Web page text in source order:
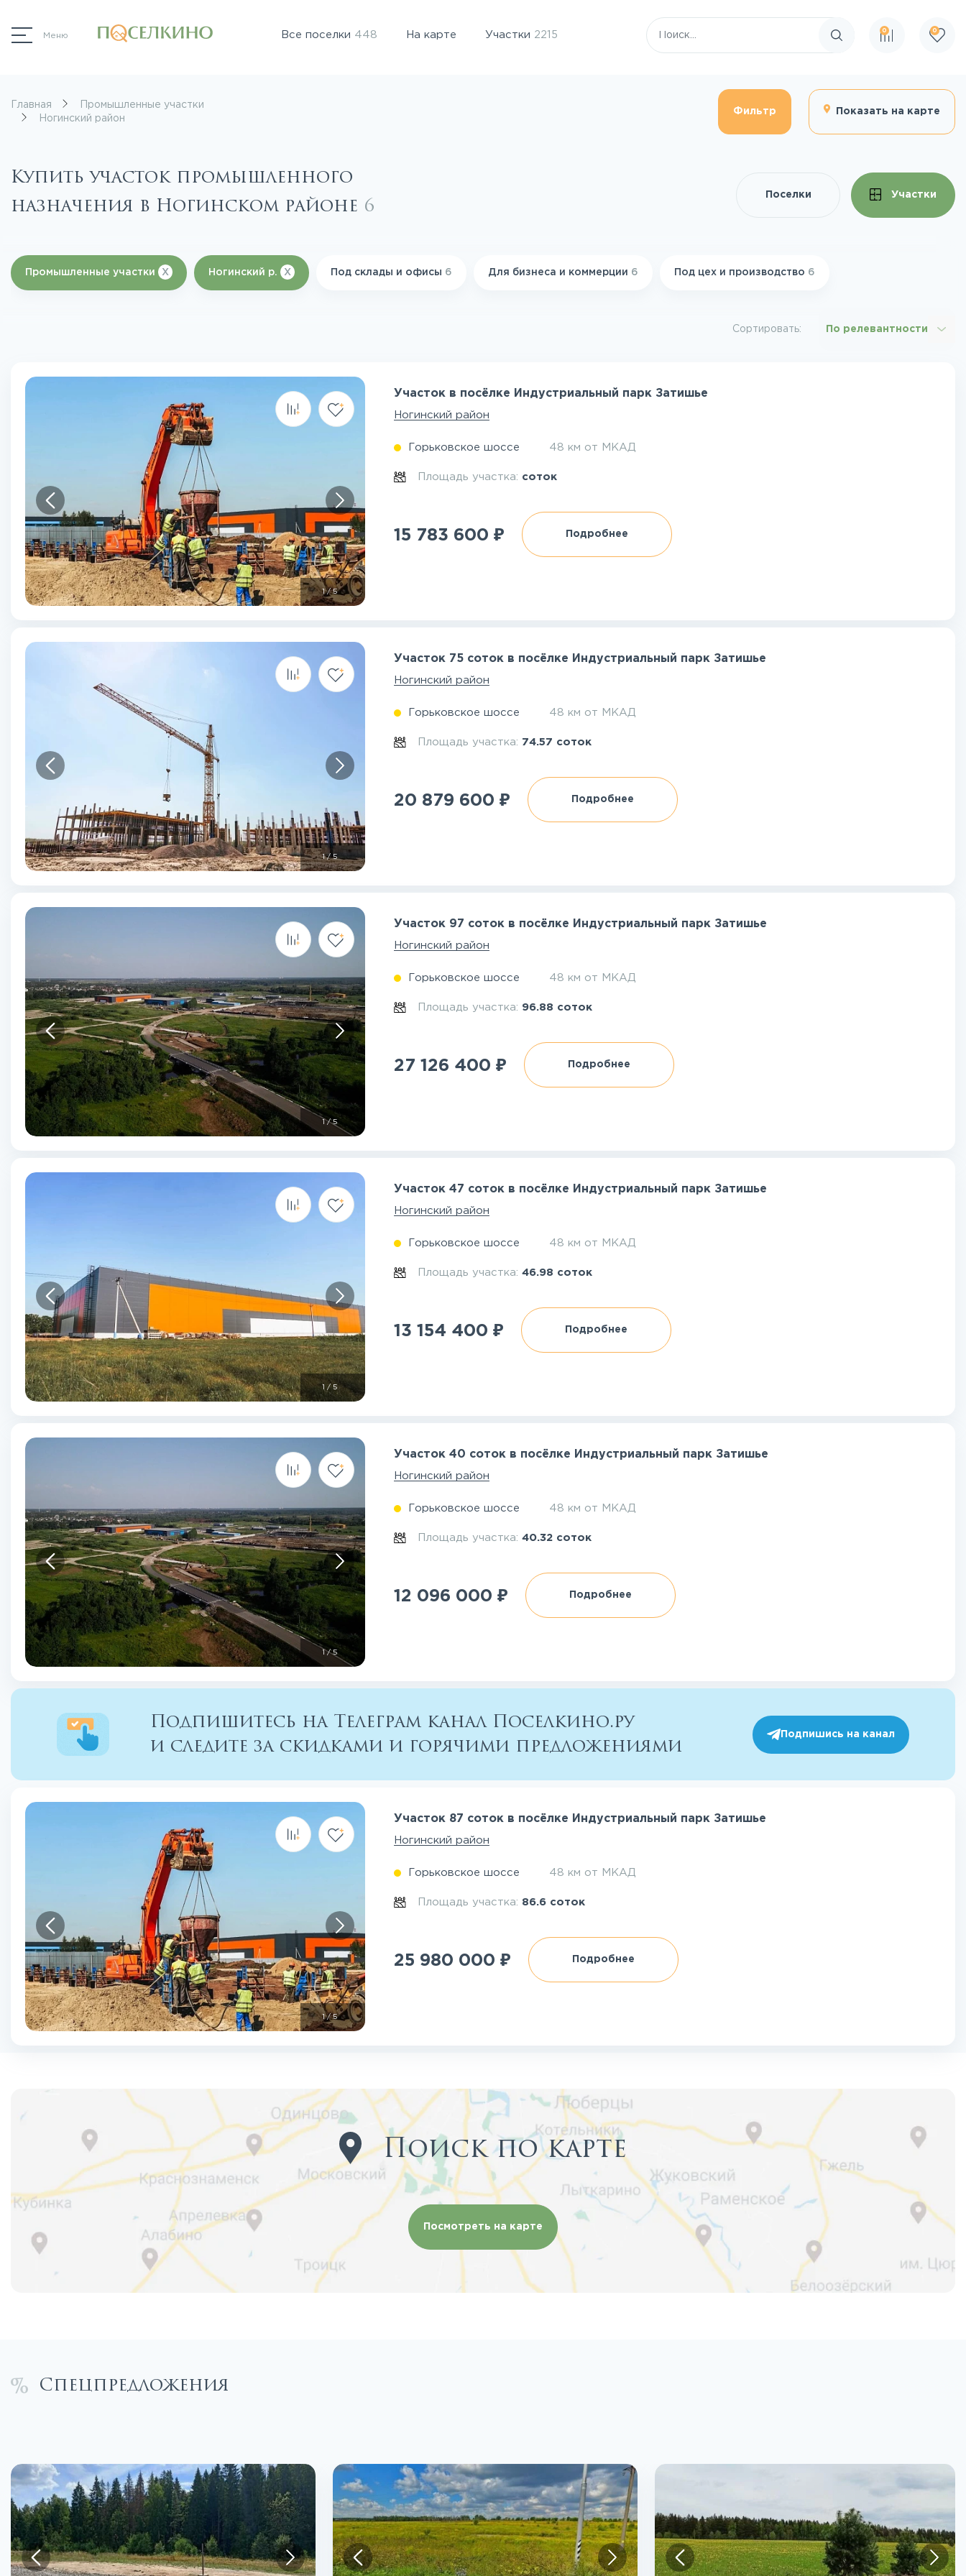
Меню Все поселки 448 На карте Участки 2215
Поиск по сайту
0 0
Главная
Промышленные участки
Ногинский район
Фильтр Показать на карте
Купить участок промышленного
назначения в Ногинском районе 6 Поселки Участки
Промышленные участки X Ногинский р. X Под склады и офисы 6 Для бизнеса и коммерции 6 Под цех и производство 6
Сортировать: По релевантности
1/5
Участок в посёлке Индустриальный парк Затишье
Ногинский район
Горьковское шоссе 48 км от МКАД
Площадь участка: соток
15 783 600 ₽ Подробнее
1/5
Участок 75 соток в посёлке Индустриальный парк Затишье
Ногинский район
Горьковское шоссе 48 км от МКАД
Площадь участка: 74.57 соток
20 879 600 ₽ Подробнее
/5
Участок 97 соток в посёлке Индустриальный парк Затишье
Ногинский район
Горьковское шоссе 48 км от МКАД
Площадь участка: 96.88 соток
27 126 400 ₽ Подробнее
1 /5
Участок 47 соток в посёлке Индустриальный парк Затишье
Ногинский район
Горьковское шоссе 48 км от МКАД
Площадь участка:46.98 соток
13 154 400 ₽ Подробнее
/5
Участок 40 соток в посёлке Индустриальный парк Затишье
Ногинский район
Горьковское шоссе 48 км от МКАД
Площадь участка:40.32 соток
12 096 000 ₽ Подробнее
Подпишитесь на Телеграм канал Поселкино.ру
и следите за скидками и горячими предложениями
Подпишись на канал
1/5
Участок 87 соток в посёлке Индустриальный парк Затишье
Ногинский район
Горьковское шоссе 48 км от МКАД
Площадь участка: 86.6 соток
25 980 000 ₽ Подробнее
Поиск по карте
Посмотреть на карте
Спецпредложения